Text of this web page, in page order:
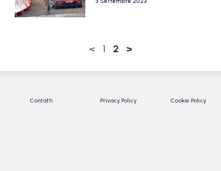
< 1 2 >
Contatti Privacy Policy Cookie Policy